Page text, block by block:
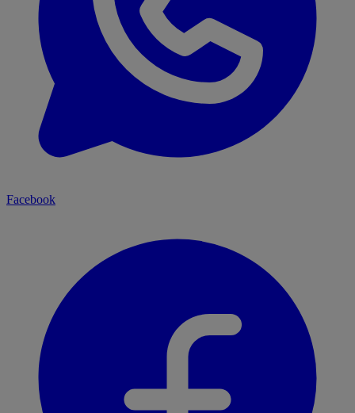
Facebook